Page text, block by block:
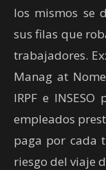
los mismos se
sus filas que
trabajadores.
Manag at
IRPF e
empleados
paga por cada
riesgo del viaje